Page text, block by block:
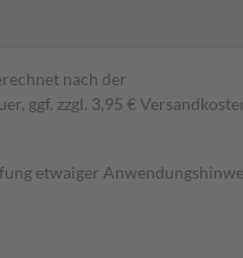
nach der
ggf. zzgl. 3,95 €
etwaiger